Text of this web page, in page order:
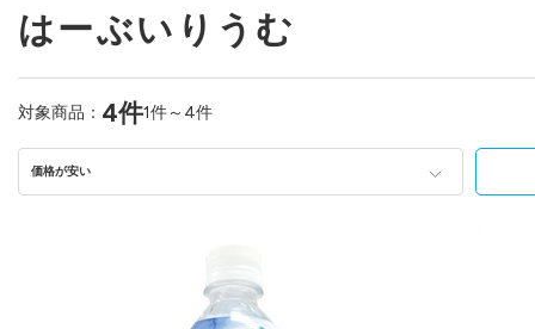
はーぶいりうむ
対象商品： 4件1件～4件
価格が安い